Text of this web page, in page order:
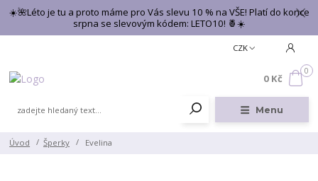
☀️🌺Léto je tu a proto máme pro Vás slevu 10 % na VŠE! Platí do konce
srpna se slevovým kódem: LETO10! 🍍☀️
Menu
CZK
0
0 Kč
Úvod Šperky Evelina